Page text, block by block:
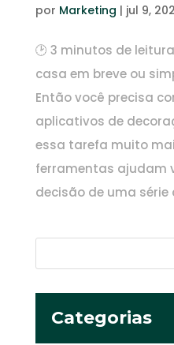
por Marketing | jul 9,
🕑 3 minutos de
casa em breve ou
Então você precisa
aplicativos de
essa tarefa muito
ferramentas ajudam
decisão de uma série
Categorias